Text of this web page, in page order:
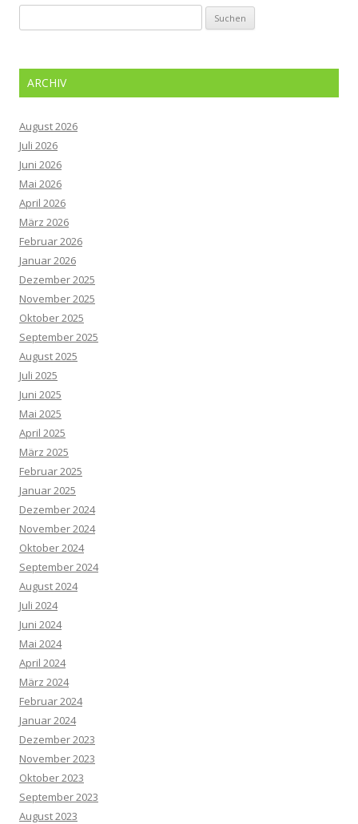
nach:
ARCHIV
August 2026
Juli 2026
Juni 2026
Mai 2026
April 2026
März 2026
Februar 2026
Januar 2026
Dezember 2025
November 2025
Oktober 2025
September 2025
August 2025
Juli 2025
Juni 2025
Mai 2025
April 2025
März 2025
Februar 2025
Januar 2025
Dezember 2024
November 2024
Oktober 2024
September 2024
August 2024
Juli 2024
Juni 2024
Mai 2024
April 2024
März 2024
Februar 2024
Januar 2024
Dezember 2023
November 2023
Oktober 2023
September 2023
August 2023